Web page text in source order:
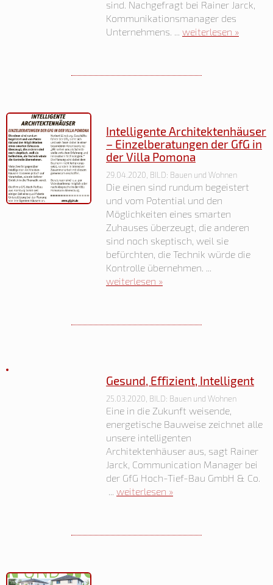
sind. Nachgefragt bei Rainer Jarck,
Kommunikationsmanager des
Unternehmens. ... weiterlesen »
Intelligente Architektenhäuser
– Einzelberatungen der GfG in
der Villa Pomona
29.04.2020, BILD: Bauen und Wohnen
Die einen sind rundum begeistert
und vom Potential und den
Möglichkeiten eines smarten
Zuhauses überzeugt, die anderen
sind noch skeptisch, weil sie
befürchten, die Technik würde die
Kontrolle übernehmen. ...
weiterlesen »
Gesund, Effizient, Intelligent
25.03.2020, BILD: Bauen und Wohnen
Eine in die Zukunft weisende,
energetische Bauweise zeichnet alle
unsere intelligenten
Architektenhäuser aus, sagt Rainer
Jarck, Communication Manager bei
der GfG Hoch-Tief-Bau GmbH & Co.
... weiterlesen »